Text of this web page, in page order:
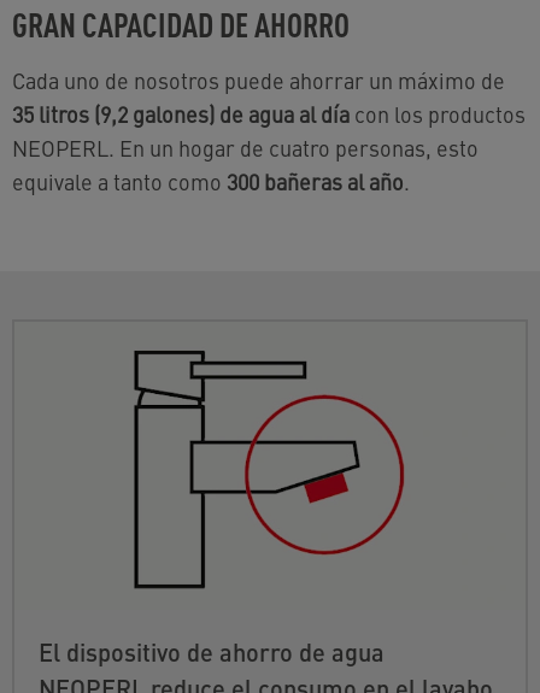
GRAN CAPACIDAD DE AHORRO
Cada uno de nosotros puede ahorrar un máximo de
35 litros (9,2 galones) de agua al día con los productos
NEOPERL. En un hogar de cuatro personas, esto
equivale a tanto como 300 bañeras al año.
El dispositivo de ahorro de agua